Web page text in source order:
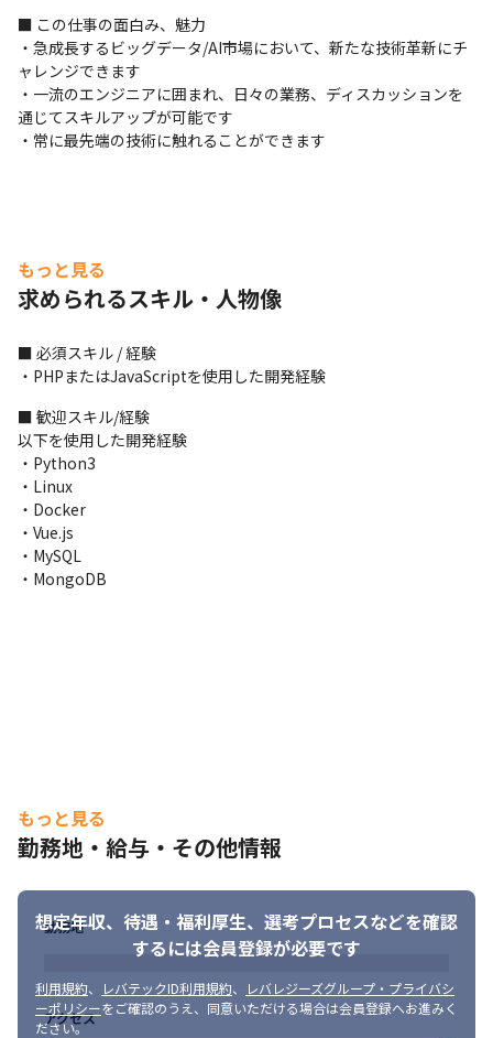
■ この仕事の面白み、魅力
・急成長するビッグデータ/AI市場において、新たな技術革新にチ
ャレンジできます
・一流のエンジニアに囲まれ、日々の業務、ディスカッションを
通じてスキルアップが可能です
・常に最先端の技術に触れることができます
もっと見る
求められるスキル・人物像
■ 必須スキル / 経験
・PHPまたはJavaScriptを使用した開発経験
■ 歓迎スキル/経験
以下を使用した開発経験
・Python3
・Linux
・Docker
・Vue.js
・MySQL
・MongoDB
もっと見る
勤務地・給与・その他情報
想定年収、待遇・福利厚生、 選考プロセスなどを確認
するには会員登録が必要です
利用規約、 レバテックID利用規約、
レバレジーズグループ・プライバシ
ーポリシーをご確認のうえ、同意いただける場合は会員登録へお進みく
ださい。
勤務地
アクセス